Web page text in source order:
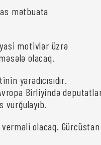
mətbuata
motivlər üzrə
olacaq.
yaradıcısıdır.
Birliyində
vurğulayıb.
olacaq. Gürcüstan